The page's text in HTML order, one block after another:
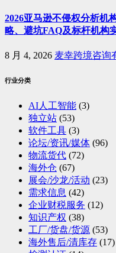
2026亚马逊不侵权分析机
略、避坑FAQ及标杆机构
8 月 4, 2026 麦幸跨境咨询
行业分类
AI人工智能 (3)
独立站 (53)
软件工具 (3)
论坛/资讯/媒体 (96)
物流货代 (72)
海外仓 (67)
展会/沙龙/活动 (23)
需求信息 (42)
企业财税服务 (12)
知识产权 (38)
工厂/货盘/货源 (53)
海外售后/清库存 (17)